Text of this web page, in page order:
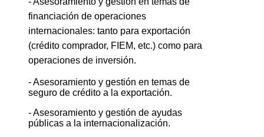
financiación de operaciones
internacionales: tanto para exportación
(crédito comprador, FIEM, etc.) como para
operaciones de inversión.
- Asesoramiento y gestión en temas de
seguro de crédito a la exportación.
- Asesoramiento y gestión de ayudas
públicas a la internacionalización.